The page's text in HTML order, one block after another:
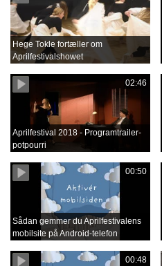
Hege Tokle fortæller om
Aprilfestivalshowet
02:46
Aprilfestival 2018 - Programtrailer-
potpourri
00:50
Sådan gemmer du Aprilfestivalens
mobilsite på Android-telefon
00:48